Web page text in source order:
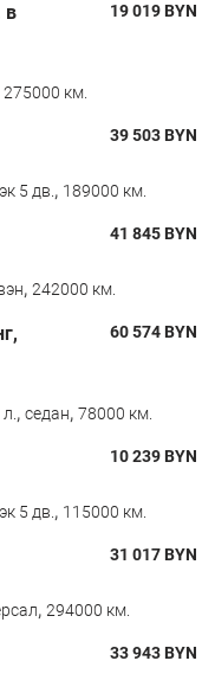
в
19 019BYN
275000 км.
39 503BYN
5 дв., 189000 км.
41 845BYN
, 242000 км.
60 574BYN
, седан, 78000 км.
10 239BYN
5 дв., 115000 км.
31 017BYN
, 294000 км.
33 943BYN